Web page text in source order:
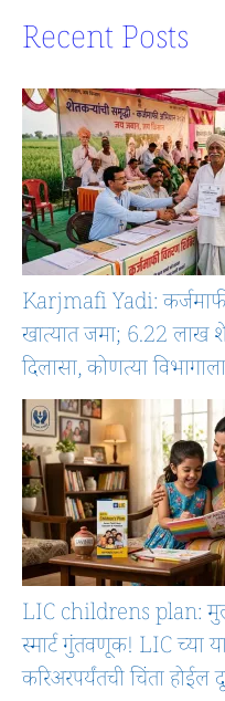
Recent Posts
Karjmafi Yadi:
खात्यात जमा; 6.22 लाख
दिलासा, कोणत्या
LIC childrens plan:
स्मार्ट गुंतवणूक! LIC च्या
करिअरपर्यंतची चिंता होईल